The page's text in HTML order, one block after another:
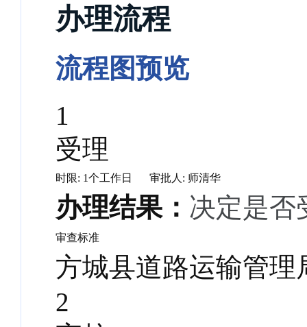
办理流程
流程图预览
1
受理
时限: 1个工作日 审批人: 师清华
办理结果： 决定是否
审查标准
方城县道路运输管
2